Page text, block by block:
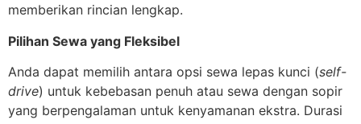
memberikan rincian lengkap.
Pilihan Sewa yang Fleksibel
Anda dapat memilih antara opsi sewa lepas kunci (self-
drive) untuk kebebasan penuh atau sewa dengan sopir
yang berpengalaman untuk kenyamanan ekstra. Durasi